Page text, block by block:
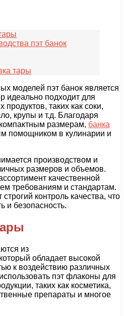
пэт банок
тары
моделей пэт банок является
идеально подходит для
таких как соки,
крупы и т.д. Благодаря
размерам, банка
помощником в кулинарии и
производством и
размеров и объемов.
качественной
требованиям и стандартам.
контроль качества, что
и безопасность.
из
обладает высокой
к воздействию различных
пэт флаконы для
таких как косметика,
препараты и многое